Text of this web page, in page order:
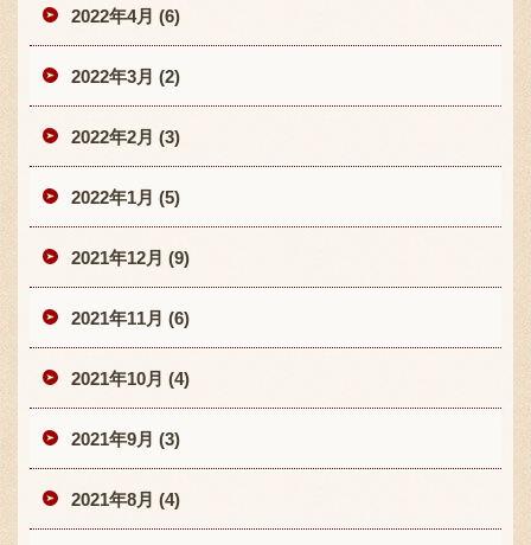
2022年4月 (6)
2022年3月 (2)
2022年2月 (3)
2022年1月 (5)
2021年12月 (9)
2021年11月 (6)
2021年10月 (4)
2021年9月 (3)
2021年8月 (4)